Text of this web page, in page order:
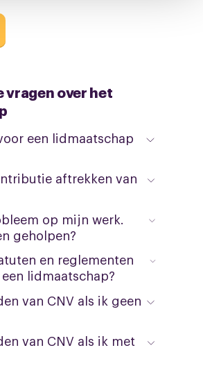
vragen over het
een lidmaatschap
aftrekken van
op mijn werk.
geholpen?
en reglementen
lidmaatschap?
van CNV als ik geen
van CNV als ik met